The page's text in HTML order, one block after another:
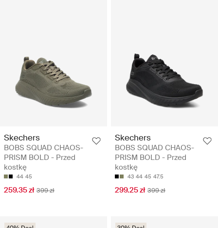
Skechers
BOBS SQUAD CHAOS-
PRISM BOLD - Przed
kostkę
44 45
259.35 zł 399 zł
Skechers
BOBS SQUAD CHAOS-
PRISM BOLD - Przed
kostkę
43 44 45 47.5
299.25 zł 399 zł